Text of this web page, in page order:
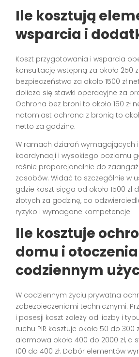
Ile kosztują
wsparcia i
Koszt przygotowania i wsparcia
konsultację wstępną za około 250
bezpieczeństwa za około 1500 zł
dolicza się stawki operacyjne za
Ochrona bez broni to około 150 zł
natomiast ochrona z bronią to
netto za godzinę.
W ramach działań wymagających
koordynacji i wysokiego poziomu
rośnie proporcjonalnie do
zasobów. Widać to szczególnie w
gdzie koszt sięga od około 1500 zł
złotych za godzinę, co
ryzyko i wymagane kompetencje.
Ile kosztuje
domu i
codziennym
W codziennym życiu prywatna
zabezpieczeniami technicznymi.
i posesji koszt zależy od liczby i
ruchu PIR kosztuje około 50 do 300
alarmowa około 400 do 2000 zł, a
100 do 400 zł. Dobór elementów